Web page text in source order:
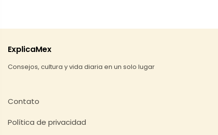
ExplicaMex
Consejos, cultura y vida diaria en un solo lugar
Contato
Política de privacidad